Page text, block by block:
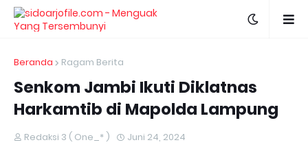
Beranda Ragam Berita
Senkom Jambi Ikuti Diklatnas
Harkamtib di Mapolda Lampung
Redaksi 3 ( One_* ) Juni 24, 2024